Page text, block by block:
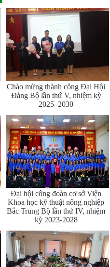
Chào mừng thành công Đại Hội
Đảng Bộ lần thứ V, nhiệm kỳ
2025–2030
Đại hội công đoàn cơ sở Viện
Khoa học kỹ thuật nông nghiệp
Bắc Trung Bộ lần thứ IV, nhiệm
kỳ 2023-2028